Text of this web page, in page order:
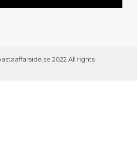
2022 All rights